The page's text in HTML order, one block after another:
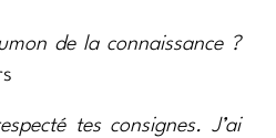
de la connaissance ?
tes consignes. J’ai